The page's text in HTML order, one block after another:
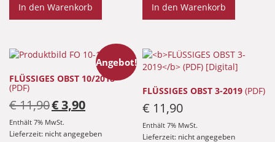
In den Warenkorb In den Warenkorb
Angebot!
FLÜSSIGES OBST 10/2018
(PDF)
€11,90 Ursprünglicher
Preis
war:
€ 11,90
€3,90Aktueller
Preis
€ 3,90.
Enthält 7% MwSt.
Lieferzeit: nicht angegeben
FLÜSSIGES OBST 3-2019 (PDF)
€ 11,90
Enthält 7% MwSt.
Lieferzeit: nicht angegeben